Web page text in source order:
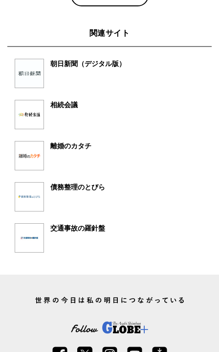
関連サイト
朝日新聞（デジタル版）
相続会議
離婚のカタチ
債務整理のとびら
交通事故の羅針盤